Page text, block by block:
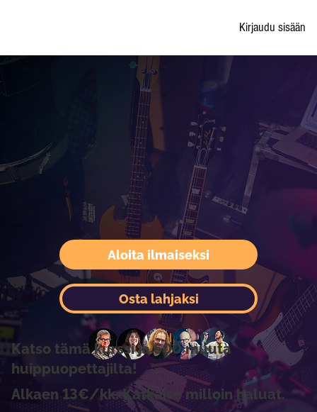
Kirjaudu sisään
Aloita ilmaiseksi
Katso tämä kurssi ja 600 muuta
huippuopettajilta!
Alkaen 13€/kk. Katkaise milloin haluat.
Osta lahjaksi